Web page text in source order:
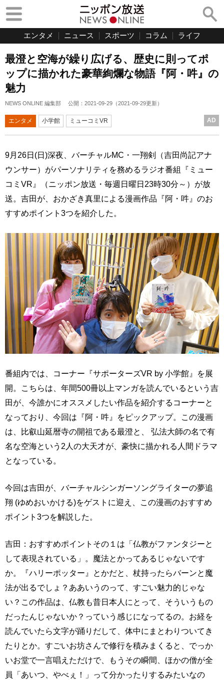
エンタメ ニュース スポーツ コラム ライフ
最澄と空海が繰り広げる、歴史に則ってポ
ップに描かれた豪華絢爛な物語『阿・吽』の
魅力
NEWS ONLINE 編集部 公開： 2021-09-29 （2021-09-29更新）
エンタメ 小学館 ミューコミVR AD
9月26日(日)深夜、バーチャルMC・一翔剣（吉田尚記アナ
ウンサー）がパーソナリティを務めるラジオ番組『ミュー
コミVR』（ニッポン放送・毎週日曜日23時30分～）が放
送。吉田が、おかざき真里による漫画作品『阿・吽』のお
すすめポイント3つを紹介した。
番組内では、コーナー『サポーターズVR by 小学館』を展
開。こちらは、年間500冊以上マンガを読んでいるという吉
田が、今誰かにオススメしたい作品を紹介するコーナーと
なっており、今回は『阿・吽』をピックアップ。この漫画
は、比叡山延暦寺の開祖である最澄と、 弘法大師の名で有
名な空海という2人の大天才が、豪快に描かれる人間ドラマ
となっている。
今回は吉田が、バーチャルシンガーソングライターの夢追
翔 (ゆめおいかける)をゲストに迎え、この漫画のおすすめ
ポイント3つを解説した。
吉田：おすすめポイントその１は「仏教がファンタジーと
して表現されている」。魔法とかってあるじゃないです
か。『ハリーポッター』とかだと、杖持ったらバーンと魔
法が出るでしょ？ああいうのって、すごい魅力的じゃな
い？この作品は、仏教も昔日本人にとって、そういうもの
だったんじゃないか？っていう感じになってるの。お経を
読んでいたら文字が踊りだして、体中にまとわりついてき
たりとか。すごいお坊さんで修行を積みまくると、でっか
いお堂で一言唱えただけで、もうその瞬間、ほかの僧が全
員「あいつ、やべぇ！」って分かったりするみたいなの